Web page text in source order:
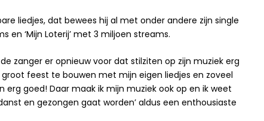
liedjes, dat bewees hij al met onder andere zijn single
en ‘Mijn Loterij’ met 3 miljoen streams.
zanger er opnieuw voor dat stilziten op zijn muziek erg
groot feest te bouwen met mijn eigen liedjes en zoveel
goed! Daar maak ik mijn muziek ook op en ik weet
en gezongen gaat worden’ aldus een enthousiaste